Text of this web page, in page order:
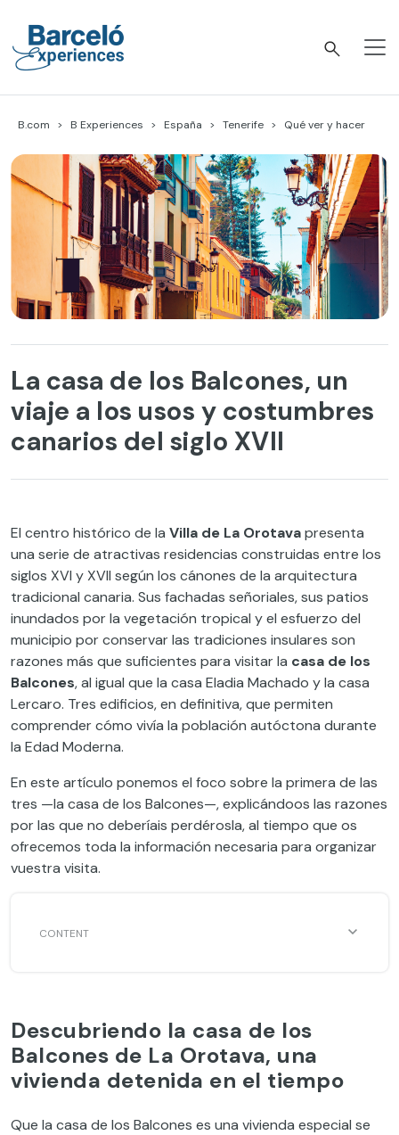
content
B.com B Experiences España Tenerife Qué ver y hacer
La casa de los Balcones, un
viaje a los usos y costumbres
canarios del siglo XVII
El centro histórico de la Villa de La Orotavapresenta
una serie de atractivas residencias construidas entre los
siglos XVI y XVII según los cánones de la arquitectura
tradicional canaria. Sus fachadas señoriales, sus patios
inundados por la vegetación tropical y el esfuerzo del
municipio por conservar las tradiciones insulares son
razones más que suficientes para visitar la casa de los
Balcones, al igual que la casa Eladia Machado y la casa
Lercaro. Tres edificios, en definitiva, que permiten
comprender cómo vivía la población autóctona durante
la Edad Moderna.
En este artículo ponemos el foco sobre la primera de las
tres —la casa de los Balcones—, explicándoos las razones
por las que no deberíais perdérosla, al tiempo que os
ofrecemos toda la información necesaria para organizar
vuestra visita.
Descubriendo la casa de los
Balcones de La Orotava, una
vivienda detenida en el tiempo
Que la casa de los Balcones es una vivienda especial se